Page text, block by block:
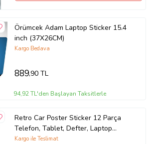
Örümcek Adam Laptop Sticker 15.4
inch (37X26CM)
Kargo Bedava
889,90 TL
94,92 TL'den Başlayan Taksitlerle
Retro Car Poster Sticker 12 Parça
Telefon, Tablet, Defter, Laptop
Sticker
Kargo ile Teslimat